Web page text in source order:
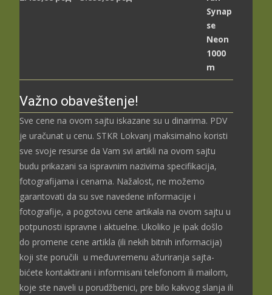
Važno obaveštenje!
Sve cene na ovom sajtu iskazane su u dinarima. PDV
je uračunat u cenu. STKR Lokvanj maksimalno koristi
sve svoje resurse da Vam svi artikli na ovom sajtu
budu prikazani sa ispravnim nazivima specifikacija,
fotografijama i cenama. Nažalost, ne možemo
garantovati da su sve navedene informacije i
fotografije, a pogotovu cene artikala na ovom sajtu u
potpunosti ispravne i aktuelne. Ukoliko je ipak došlo
do promene cene artikla (ili nekih bitnih informacija)
koji ste poručili u međuvremenu ažuriranja sajta-
bićete kontaktirani i informisani telefonom ili mailom,
koje ste naveli u porudžbenici, pre bilo kakvog slanja ili